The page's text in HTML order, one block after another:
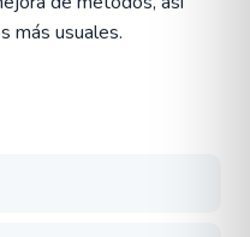
más usuales.